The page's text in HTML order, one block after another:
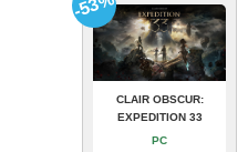
CLAIR OBSCUR:
EXPEDITION 33
PC